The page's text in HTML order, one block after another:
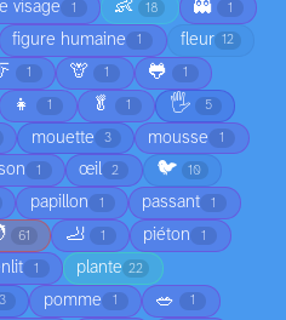
visage 1 👶 18 👻 1
figure humaine 1 fleur 12
1 🦒 1 🐸 1
👧 1 🥬 1 🖐️ 5
mouette 3 mousse 1
1 œil 2 🐦 10
papillon 1 passant 1
61 🦶 1 piéton 1
1 plante 22
3 pomme 1 🥗 1